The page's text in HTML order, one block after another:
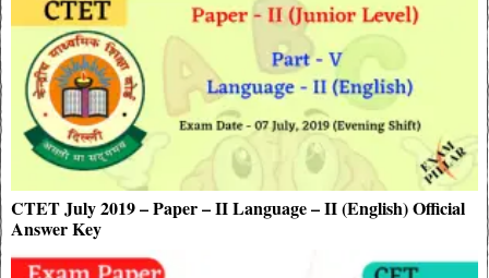
CTET July 2019 – Paper – II Language – II (English) Official
Answer Key